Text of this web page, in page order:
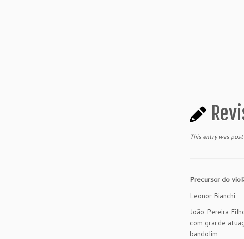
This entry was
Precursor do
Leonor Bianchi
João Pereira
com grande
bandolim.